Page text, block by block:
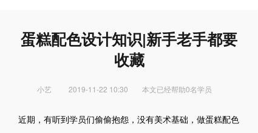
蛋糕配色设计知识|新手老手都要
收藏
小艺 2019-11-22 10:30 本文已经帮助0名学员
近期，有听到学员们偷偷抱怨，没有美术基础，做蛋糕配色